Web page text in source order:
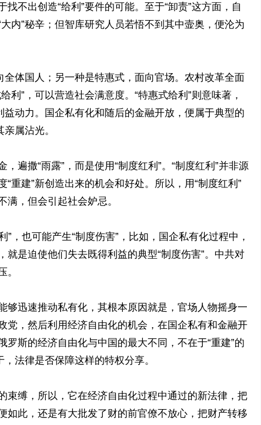
不出创造“给利”要件的可能。至于“卸责”这方面，自
内”秘辛；但智库研究人员若悟不到其中壸奥，便沦为
全体国人；另一种是特惠式，面向官场。农村改革全面
利”，可以营造社会满意度。“特惠式给利”则意味著，
益动力。国企私有化和随后的金融开放，便属于典型的
属沾光。
遍撒“雨露”，而是使用“制度红利”。“制度红利”并非源
重建”新创造出来的机会和好处。所以，用“制度红利”
，但会引起社会妒忌。
”，也可能产生“制度伤害”，比如，国企私有化过程中，
就是迫使他们失去既得利益的典型“制度伤害”。中共对
。
够迅速推动私有化，其根本原因就是，官场人物摇身一
党，然后利用经济自由化的机会，在国企私有和金融开
罗斯的经济自由化与中国的最大不同，不在于“重建”的
法律是否保障这样的特权分享。
束缚，所以，它在经济自由化过程中通过的新法律，把
如此，还是有大批发了财的前官僚不放心，把财产转移